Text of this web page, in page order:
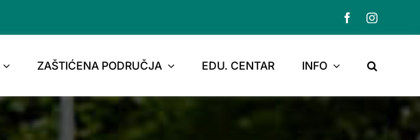
ZAŠTIĆENA PODRUČJA EDU. CENTAR INFO